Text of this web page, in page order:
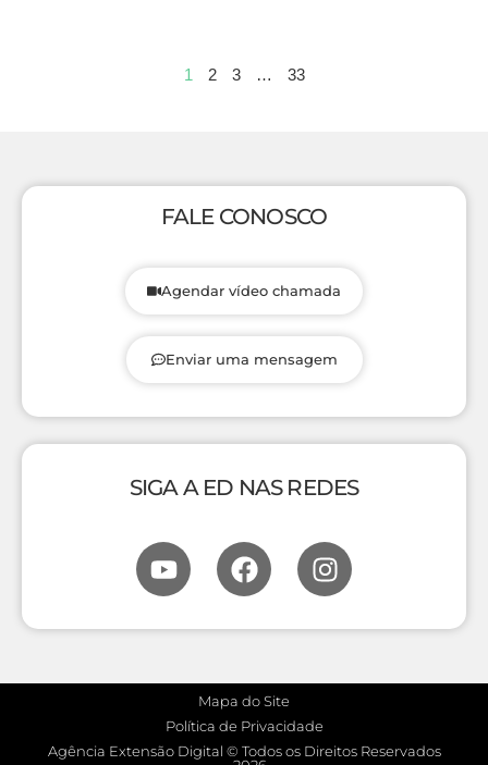
1 2 3 … 33
FALE CONOSCO
Agendar vídeo chamada
Enviar uma mensagem
SIGA A ED NAS REDES
Mapa do Site
Política de Privacidade
Agência Extensão Digital © Todos os Direitos Reservados